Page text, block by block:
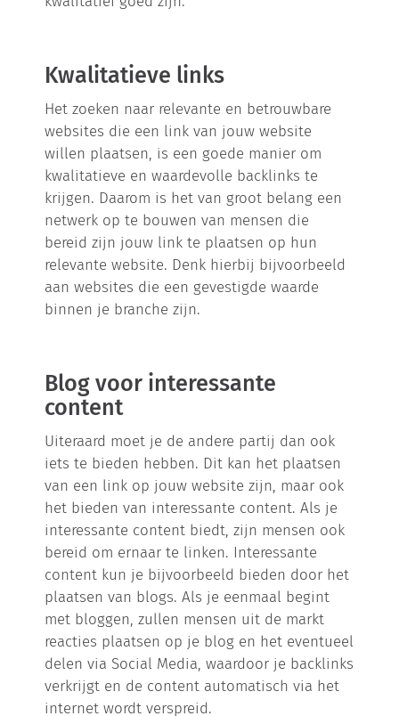
Kwalitatieve links
Het zoeken naar relevante en betrouwbare
websites die een link van jouw website
willen plaatsen, is een goede manier om
kwalitatieve en waardevolle backlinks te
krijgen. Daarom is het van groot belang een
netwerk op te bouwen van mensen die
bereid zijn jouw link te plaatsen op hun
relevante website. Denk hierbij bijvoorbeeld
aan websites die een gevestigde waarde
binnen je branche zijn.
Blog voor interessante
content
Uiteraard moet je de andere partij dan ook
iets te bieden hebben. Dit kan het plaatsen
van een link op jouw website zijn, maar ook
het bieden van interessante content. Als je
interessante content biedt, zijn mensen ook
bereid om ernaar te linken. Interessante
content kun je bijvoorbeeld bieden door het
plaatsen van blogs. Als je eenmaal begint
met bloggen, zullen mensen uit de markt
reacties plaatsen op je blog en het eventueel
delen via Social Media, waardoor je backlinks
verkrijgt en de content automatisch via het
internet wordt verspreid.